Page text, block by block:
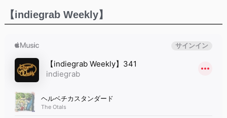
【indiegrab Weekly】